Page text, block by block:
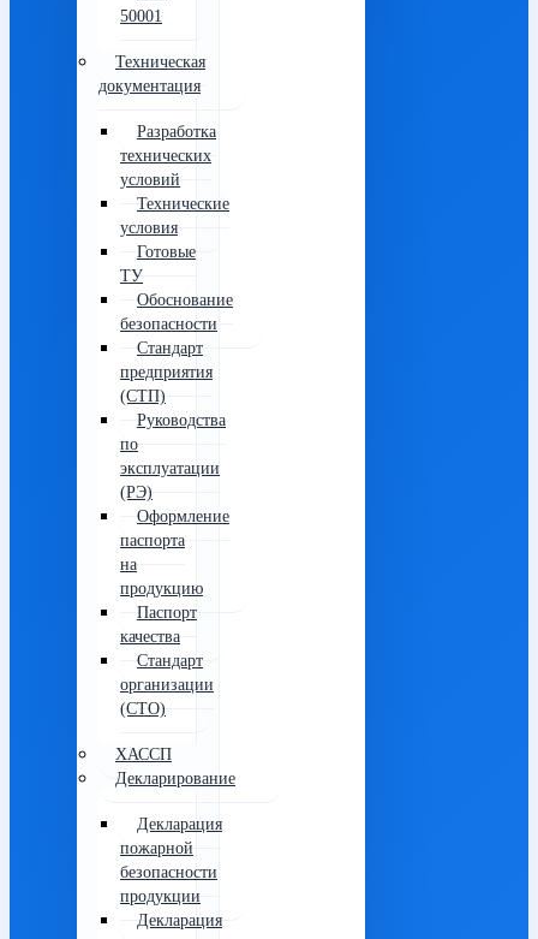
50001
Техническая
документация
Разработка
технических
условий
Технические
условия
Готовые
ТУ
Обоснование
безопасности
Стандарт
предприятия
(СТП)
Руководства
по
эксплуатации
(РЭ)
Оформление
паспорта
на
продукцию
Паспорт
качества
Стандарт
организации
(СТО)
ХАССП
Декларирование
Декларация
пожарной
безопасности
продукции
Декларация